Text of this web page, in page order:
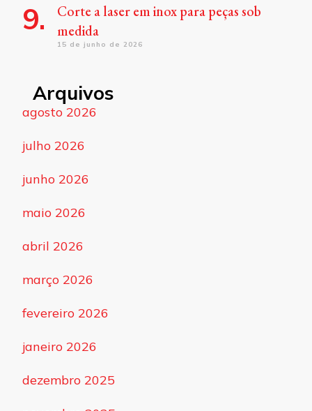
Corte a laser em inox para peças sob
medida
15 de junho de 2026
Arquivos
agosto 2026
julho 2026
junho 2026
maio 2026
abril 2026
março 2026
fevereiro 2026
janeiro 2026
dezembro 2025